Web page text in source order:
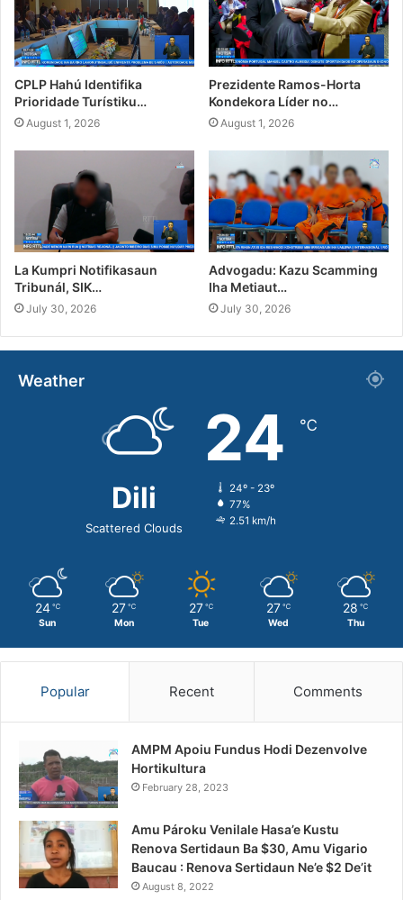
CPLP Hahú Identifika
Prioridade Turístiku…
August 1, 2026
Prezidente Ramos-Horta
Kondekora Líder no…
August 1, 2026
La Kumpri Notifikasaun
Tribunál, SIK…
July 30, 2026
Advogadu: Kazu Scamming
Iha Metiaut…
July 30, 2026
Weather
Dili
Scattered Clouds
24 ℃
24º - 23º
77%
2.51 km/h
24 ℃
Sun
27 ℃
Mon
27 ℃
Tue
27 ℃
Wed
28 ℃
Thu
Popular Recent Comments
AMPM Apoiu Fundus Hodi Dezenvolve
Hortikultura
February 28, 2023
Amu Pároku Venilale Hasa’e Kustu
Renova Sertidaun Ba $30, Amu Vigario
Baucau : Renova Sertidaun Ne’e $2 De’it
August 8, 2022